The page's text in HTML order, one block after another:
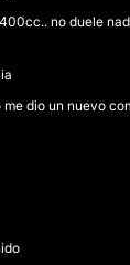
no duele
dio un nuevo